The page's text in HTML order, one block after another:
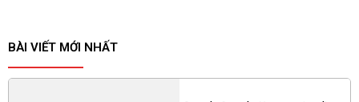
BÀI VIẾT MỚI NHẤT